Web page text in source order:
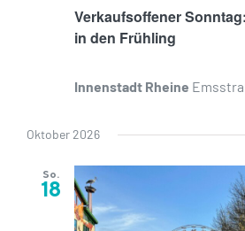
Verkaufsoffener
in den Frühling
Innenstadt Rheine
Oktober 2026
So.
18